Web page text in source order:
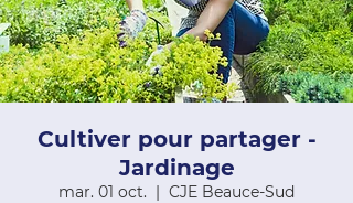
Cultiver pour partager -
Jardinage
mar. 01 oct.
  |
CJE Beauce-Sud